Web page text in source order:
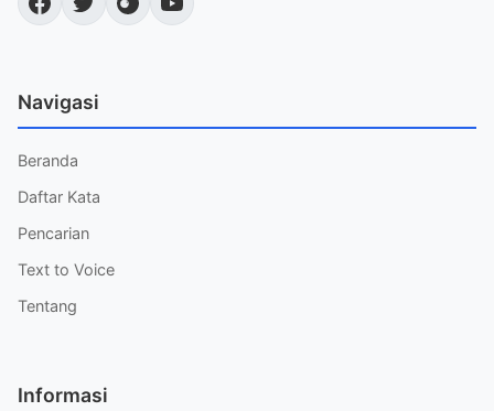
Navigasi
Beranda
Daftar Kata
Pencarian
Text to Voice
Tentang
Informasi